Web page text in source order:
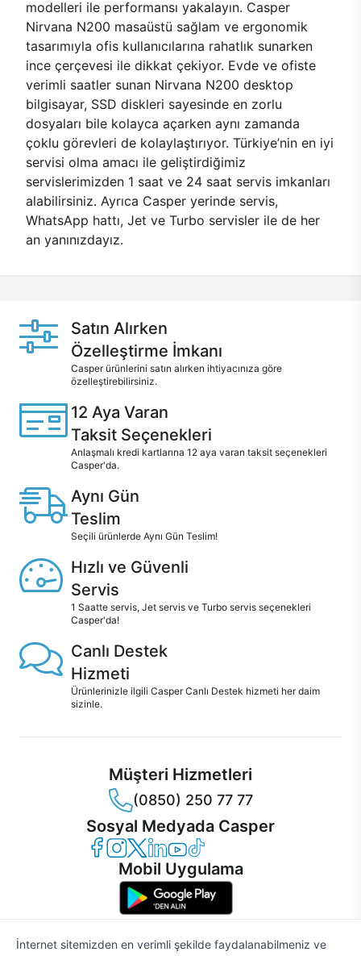
modelleri ile performansı yakalayın. Casper
Nirvana N200 masaüstü sağlam ve ergonomik
tasarımıyla ofis kullanıcılarına rahatlık sunarken
ince çerçevesi ile dikkat çekiyor. Evde ve ofiste
verimli saatler sunan Nirvana N200 desktop
bilgisayar, SSD diskleri sayesinde en zorlu
dosyaları bile kolayca açarken aynı zamanda
çoklu görevleri de kolaylaştırıyor. Türkiye’nin en iyi
servisi olma amacı ile geliştirdiğimiz
servislerimizden 1 saat ve 24 saat servis imkanları
alabilirsiniz. Ayrıca Casper yerinde servis,
WhatsApp hattı, Jet ve Turbo servisler ile de her
an yanınızdayız.
Satın Alırken
Özelleştirme İmkanı
Casper ürünlerini satın alırken ihtiyacınıza göre
özelleştirebilirsiniz.
12 Aya Varan
Taksit Seçenekleri
Anlaşmalı kredi kartlarına 12 aya varan taksit seçenekleri
Casper'da.
Aynı Gün
Teslim
Seçili ürünlerde Aynı Gün Teslim!
Hızlı ve Güvenli
Servis
1 Saatte servis, Jet servis ve Turbo servis seçenekleri
Casper'da!
Canlı Destek
Hizmeti
Ürünlerinizle ilgili Casper Canlı Destek hizmeti her daim
sizinle.
Müşteri Hizmetleri
(0850) 250 77 77
Sosyal Medyada Casper
Casper Facebook
Casper Instagram
Casper Twitter
Casper LinkedIn
Casper YouTube
Casper TikTok
Mobil Uygulama
İnternet sitemizden en verimli şekilde faydalanabilmeniz ve